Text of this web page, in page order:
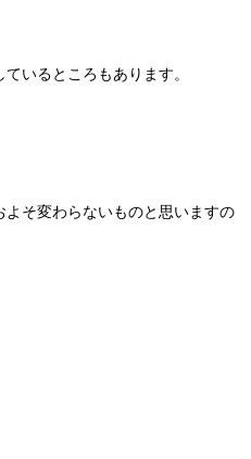
いるところもあります。
そ変わらないものと思いますの